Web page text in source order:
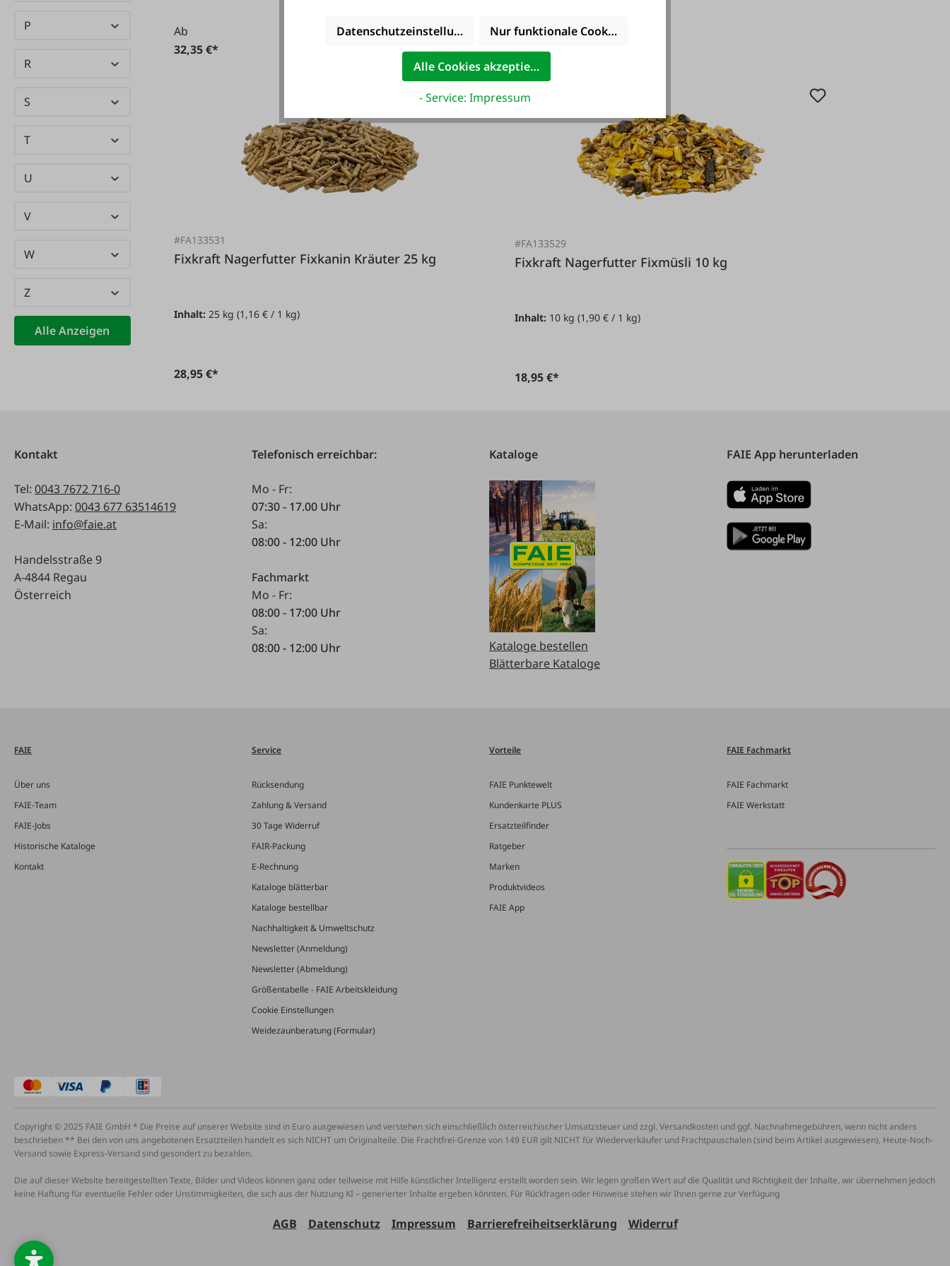
P
R
S
T
U
V
W
Z
Alle Anzeigen
Ab
32,35 €*
Ab
32,35 €*
#FA133531
Fixkraft Nagerfutter Fixkanin Kräuter 25 kg
Inhalt:25 kg(1,16 € / 1 kg)
28,95 €*
#FA133529
Fixkraft Nagerfutter Fixmüsli 10 kg
Inhalt: 10 kg (1,90 € / 1 kg)
18,95 €*
Kontakt
Tel: 0043 7672 716-0
WhatsApp: 0043 677 63514619
E-Mail: info@faie.at
Handelsstraße 9
A-4844 Regau
Österreich
Telefonisch erreichbar:
Mo - Fr:
07:30 - 17.00 Uhr
Sa:
08:00 - 12:00 Uhr
Fachmarkt
Mo - Fr:
08:00 - 17:00 Uhr
Sa:
08:00 - 12:00 Uhr
Kataloge
Kataloge bestellen
Blätterbare Kataloge
FAIE App herunterladen
FAIE
Über uns
FAIE-Team
FAIE-Jobs
Historische Kataloge
Kontakt
Service
Rücksendung
Zahlung & Versand
30 Tage Widerruf
FAIR-Packung
E-Rechnung
Kataloge blätterbar
Kataloge bestellbar
Nachhaltigkeit & Umweltschutz
Newsletter (Anmeldung)
Newsletter (Abmeldung)
Größentabelle - FAIE Arbeitskleidung
Cookie Einstellungen
Weidezaunberatung (Formular)
Vorteile
FAIE Punktewelt
Kundenkarte PLUS
Ersatzteilfinder
Ratgeber
Marken
Produktvideos
FAIE App
FAIE Fachmarkt
FAIE Fachmarkt
FAIE Werkstatt
Copyright © 2025 FAIE GmbH * Die Preise auf unserer Website sind in Euro ausgewiesen und verstehen sich einschließlich österreichischer Umsatzsteuer und zzgl. Versandkosten und ggf. Nachnahmegebühren, wenn nicht anders
beschrieben ** Bei den von uns angebotenen Ersatzteilen handelt es sich NICHT um Originalteile. Die Frachtfrei-Grenze von 149 EUR gilt NICHT für Wiederverkäufer und Frachtpauschalen (sind beim Artikel ausgewiesen), Heute-Noch-
Versand sowie Express-Versand sind gesondert zu bezahlen.
Die auf dieser Website bereitgestellten Texte, Bilder und Videos können ganz oder teilweise mit Hilfe künstlicher Intelligenz erstellt worden sein. Wir legen großen Wert auf die Qualität und Richtigkeit der Inhalte, wir übernehmen jedoch
keine Haftung für eventuelle Fehler oder Unstimmigkeiten, die sich aus der Nutzung KI – generierter Inhalte ergeben könnten. Für Rückfragen oder Hinweise stehen wir Ihnen gerne zur Verfügung
AGB Datenschutz Impressum Barrierefreiheitserklärung Widerruf
Datenschutzeinstellungen Nur funktionale Cookies akzeptieren
Alle Cookies akzeptieren
- Service: Impressum